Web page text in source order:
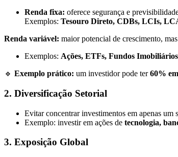
Renda fixa: oferece segurança e
Exemplos: Tesouro Direto, CDBs, LCIs,
Renda variável: maior potencial de crescimento,
Exemplos: Ações, ETFs, Fundos Imobiliários
🔹 Exemplo prático: um investidor pode ter60%
2. Diversificação Setorial
Evitar concentrar investimentos em apenas um
Exemplo: investir em ações de tecnologia,
3. Exposição Global